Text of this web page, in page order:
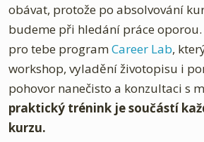
obávat, protože po absolvování
budeme při hledání práce
pro tebe programCareer Lab,
workshop, vyladění životopisu i
pohovor nanečisto a konzultaci s
praktický trénink je součástí
kurzu.